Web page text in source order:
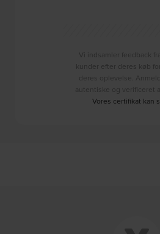
Vi indsamler feedback
kunder efter deres køb
deres oplevelse.
autentiske og verificeret
Vores certifikat kan